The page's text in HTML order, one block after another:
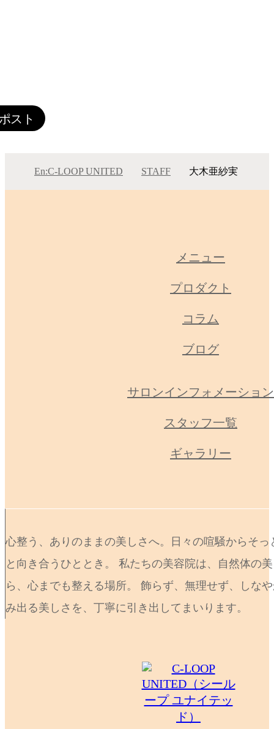
En:C-LOOP UNITED STAFF 大木亜紗実
メニュー
プロダクト
コラム
ブログ
サロンインフォメーション
スタッフ一覧
ギャラリー
心整う、ありのままの美しさへ。日々の喧騒からそ
と向き合うひととき。 私たちの美容院は、自然体の
ら、心までも整える場所。 飾らず、無理せず、しな
み出る美しさを、丁寧に引き出してまいります。